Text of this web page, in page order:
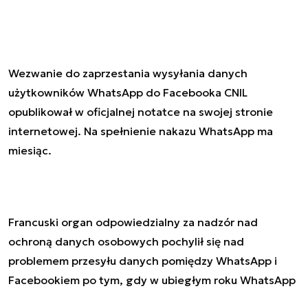
Wezwanie do zaprzestania wysyłania danych
użytkowników WhatsApp do Facebooka CNIL
opublikował w oficjalnej notatce na swojej stronie
internetowej. Na spełnienie nakazu WhatsApp ma
miesiąc.
Francuski organ odpowiedzialny za nadzór nad
ochroną danych osobowych pochylił się nad
problemem przesyłu danych pomiędzy WhatsApp i
Facebookiem po tym, gdy w ubiegłym roku WhatsApp